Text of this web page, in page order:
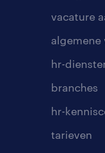
vacature
algemene
hr-
branches
hr-
tarieven